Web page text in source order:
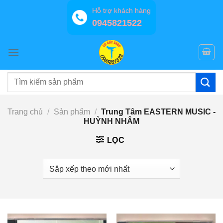
Hỗ trợ khách hàng
0945821522
Tìm
Trang chủ / Sản phẩm / Trung Tâm EASTERN MUSIC -
HUỲNH NHÂM
LỌC